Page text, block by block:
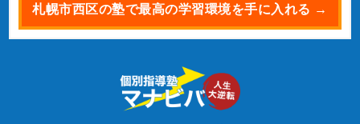
札幌市西区の塾で最高の学習環境を手に入れる →